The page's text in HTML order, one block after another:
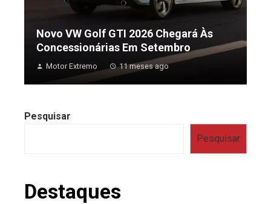
Novo VW Golf GTI 2026 Chegará Às
Concessionárias Em Setembro
Motor Extremo 11 meses ago
Pesquisar
Pesquisar
Destaques